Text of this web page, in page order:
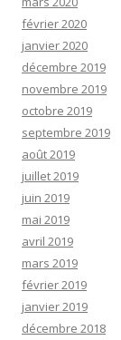
février 2020
janvier 2020
décembre 2019
novembre 2019
octobre 2019
septembre 2019
août 2019
juillet 2019
juin 2019
mai 2019
avril 2019
mars 2019
février 2019
janvier 2019
décembre 2018